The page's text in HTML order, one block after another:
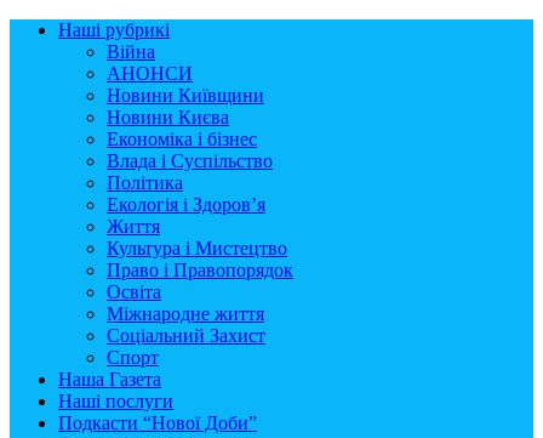
Наші рубрикі
Війна
АНОНСИ
Новини Київщини
Новини Києва
Економіка і бізнес
Влада і Суспільство
Політика
Екологія і Здоров’я
Життя
Культура і Мистецтво
Право і Правопорядок
Освіта
Міжнародне життя
Соціальний Захист
Спорт
Наша Газета
Наші послуги
Подкасти “Нової Доби”